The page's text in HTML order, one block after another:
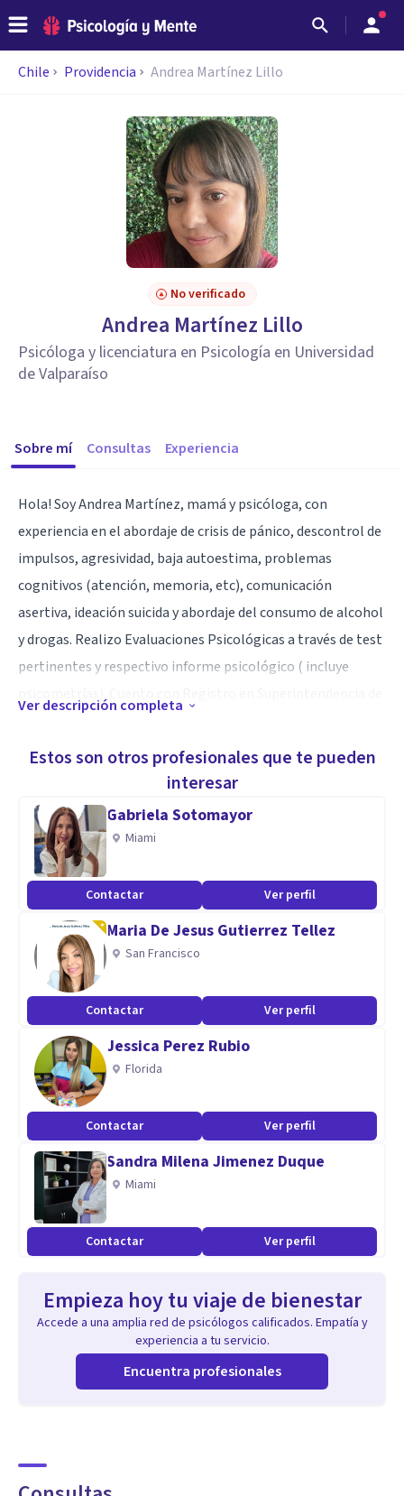
Chile Providencia Andrea Martínez Lillo
No verificado
Andrea Martínez Lillo
Psicóloga y licenciatura en Psicología en Universidad
de Valparaíso
Sobre mí Consultas Experiencia
Hola! Soy Andrea Martínez, mamá y psicóloga, con
experiencia en el abordaje de crisis de pánico, descontrol de
impulsos, agresividad, baja autoestima, problemas
cognitivos (atención, memoria, etc), comunicación
asertiva, ideación suicida y abordaje del consumo de alcohol
y drogas. Realizo Evaluaciones Psicológicas a través de test
pertinentes y respectivo informe psicológico ( incluye
particulares
Realizo Evaluaciones Psicológicas a través de test
pertinentes y respectivo informe psicológico ( incluye
psicometrías). Cuento con Registro en Superintendencia de
Salud y Secreduc. Atiendo a beneficiarios de Fonasa, Isapre y
particulares
Aptitudes
Soy una profesional flexible, empática, cercana y
respetuosa de las diferencias socioculturales
Ver descripción completa
Estos son otros profesionales que te pueden
interesar
Gabriela Sotomayor
Miami
Contactar Ver perfil
Maria De Jesus Gutierrez Tellez
San Francisco
Contactar Ver perfil
Jessica Perez Rubio
Florida
Contactar Ver perfil
Sandra Milena Jimenez Duque
Miami
Contactar Ver perfil
Empieza hoy tu viaje de bienestar
Accede a una amplia red de psicólogos calificados. Empatía y
experiencia a tu servicio.
Encuentra profesionales